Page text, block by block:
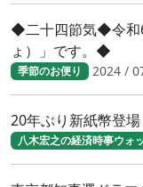
◆二十四節気◆令和
ょ）」です。◆
季節のお便り 2024 /
20年ぶり新紙幣登
八木宏之の経済時事ウォ